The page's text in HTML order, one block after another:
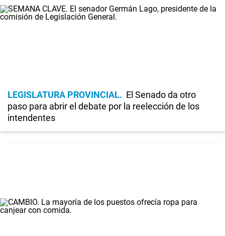
LEGISLATURA PROVINCIAL
El Senado da otro
paso para abrir el debate por la reelección de los
intendentes